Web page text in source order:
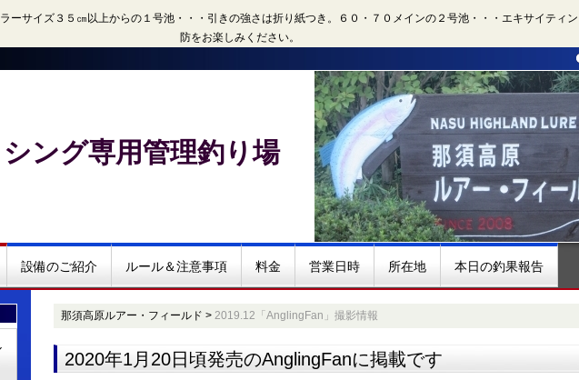
ーサイズ３５㎝以上からの１号池・・・引きの強さは折り紙つき。６０・７０メインの２号池・・・エキサイティ
防をお楽しみください。
ング専用管理釣り場
設備のご紹介 ルール＆注意事項 料金 営業日時 所在地 本日の釣果報告
那須高原ルアー・フィールド > 2019.12「AnglingFan」撮影情報
2020年1月20日頃発売のAnglingFanに掲載です